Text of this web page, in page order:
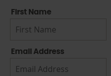
First Name
Email Address